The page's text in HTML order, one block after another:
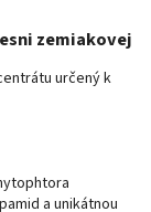
zemiakovej
určený k
a unikátnou